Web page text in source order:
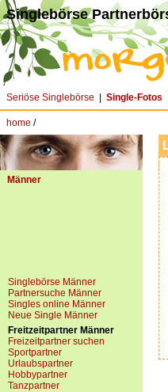
Singlebörse
Seriöse Singlebörse Single-Fotos
home /
Männer
Singlebörse Männer
Partnersuche Männer
Singles online Männer
Neue Single Männer
Freitzeitpartner Männer
Freizeitpartner suchen
Sportpartner
Urlaubspartner
Hobbypartner
Tanzpartner